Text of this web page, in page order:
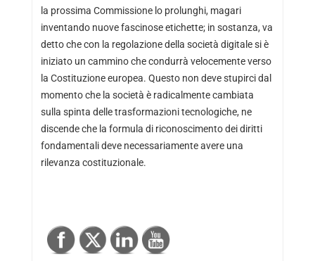
la prossima Commissione lo prolunghi, magari
inventando nuove fascinose etichette; in sostanza, va
detto che con la regolazione della società digitale si è
iniziato un cammino che condurrà velocemente verso
la Costituzione europea. Questo non deve stupirci dal
momento che la società è radicalmente cambiata
sulla spinta delle trasformazioni tecnologiche, ne
discende che la formula di riconoscimento dei diritti
fondamentali deve necessariamente avere una
rilevanza costituzionale.